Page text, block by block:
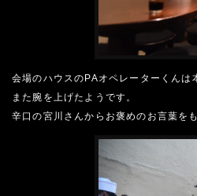
会場のハウスのPAオペレーターくん
また腕を上げたようです。
辛口の宮川さんからお褒めのお言葉を